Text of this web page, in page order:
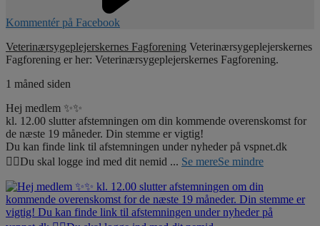
Kommentér på Facebook
Veterinærsygeplejerskernes Fagforening Veterinærsygeplejerskernes
Fagforening er her: Veterinærsygeplejerskernes Fagforening.
1 måned siden
Hej medlem ✨✨
kl. 12.00 slutter afstemningen om din kommende overenskomst for
de næste 19 måneder. Din stemme er vigtig!
Du kan finde link til afstemningen under nyheder på vspnet.dk
☝🏼Du skal logge ind med dit nemid ... Se mereSe mindre